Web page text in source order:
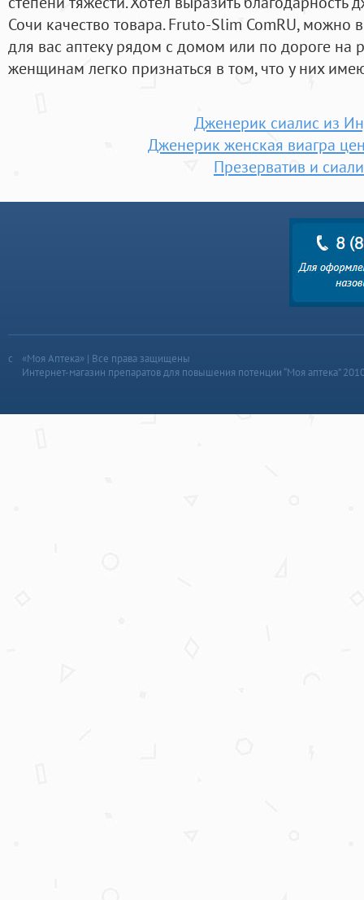
Сочи качество товара. Fruto-Slim ComRU, можно
для вас аптеку рядом с домом или по дороге на
женщинам легко признаться в том, что у них
Дженерик сиалис из
Дженерик женская виагра
Презерватив и
«Моя Аптека» | Все права защищены
Интернет-магазин препаратов для повышения потенции “Моя аптека”